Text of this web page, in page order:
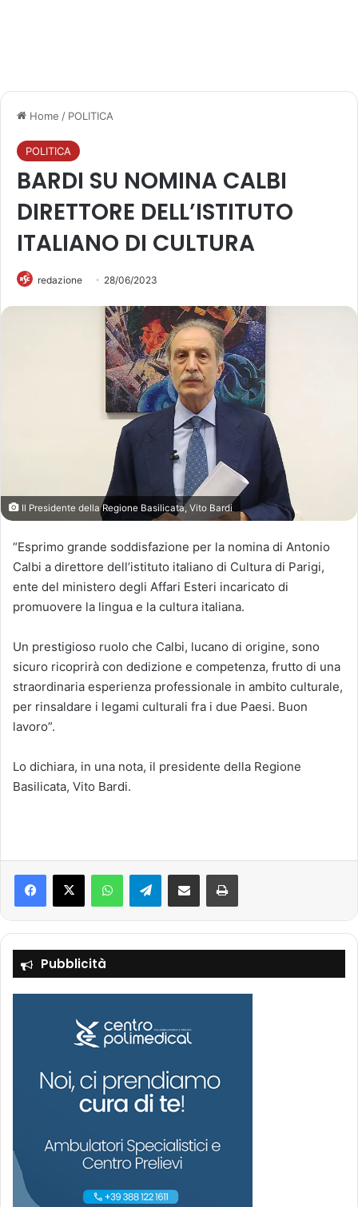
Home / POLITICA
POLITICA
BARDI SU NOMINA CALBI
DIRETTORE DELL’ISTITUTO
ITALIANO DI CULTURA
redazione 28/06/2023
Il Presidente della Regione Basilicata, Vito Bardi
“Esprimo grande soddisfazione per la nomina di Antonio
Calbi a direttore dell’istituto italiano di Cultura di Parigi,
ente del ministero degli Affari Esteri incaricato di
promuovere la lingua e la cultura italiana.
Un prestigioso ruolo che Calbi, lucano di origine, sono
sicuro ricoprirà con dedizione e competenza, frutto di una
straordinaria esperienza professionale in ambito culturale,
per rinsaldare i legami culturali fra i due Paesi. Buon
lavoro”.
Lo dichiara, in una nota, il presidente della Regione
Basilicata, Vito Bardi.
Telegram
Pubblicità